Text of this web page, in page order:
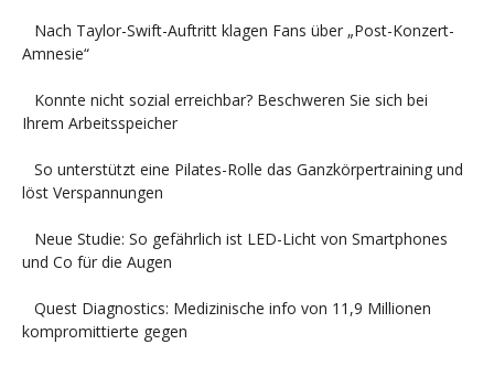
Nach Taylor-Swift-Auftritt klagen Fans über „Post-Konzert-
Amnesie“
Konnte nicht sozial erreichbar? Beschweren Sie sich bei
Ihrem Arbeitsspeicher
So unterstützt eine Pilates-Rolle das Ganzkörpertraining und
löst Verspannungen
Neue Studie: So gefährlich ist LED-Licht von Smartphones
und Co für die Augen
Quest Diagnostics: Medizinische info von 11,9 Millionen
kompromittierte gegen